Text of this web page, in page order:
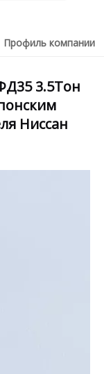
Профиль компании
3.5Тон
Ниссан